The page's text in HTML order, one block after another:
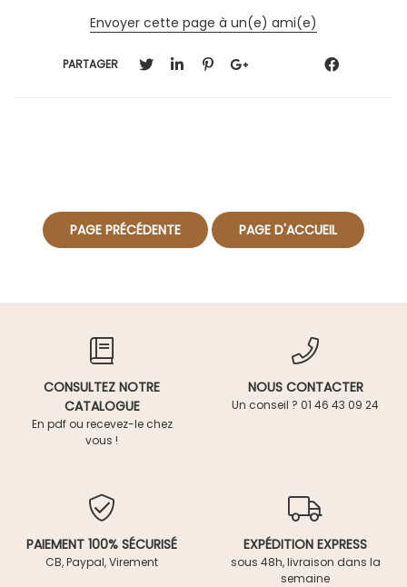
Envoyer cette page à un(e) ami(e)
PARTAGER
CONSULTEZ NOTRE
CATALOGUE
En pdf ou recevez-le chez
vous !
NOUS CONTACTER
Un conseil ? 01 46 43 09 24
PAIEMENT 100% SÉCURISÉ
CB, Paypal, Virement
EXPÉDITION EXPRESS
sous 48h, livraison dans la
semaine